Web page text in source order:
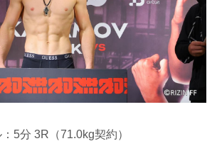
5分 3R（71.0kg契約）